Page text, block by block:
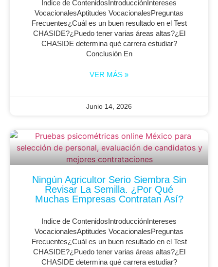
Indice de ContenidosIntroducciónIntereses
VocacionalesAptitudes VocacionalesPreguntas
Frecuentes¿Cuál es un buen resultado en el Test
CHASIDE?¿Puedo tener varias áreas altas?¿El
CHASIDE determina qué carrera estudiar?
Conclusión En
VER MÁS »
Junio 14, 2026
Ningún Agricultor Serio Siembra Sin
Revisar La Semilla. ¿Por Qué
Muchas Empresas Contratan Así?
Indice de ContenidosIntroducciónIntereses
VocacionalesAptitudes VocacionalesPreguntas
Frecuentes¿Cuál es un buen resultado en el Test
CHASIDE?¿Puedo tener varias áreas altas?¿El
CHASIDE determina qué carrera estudiar?